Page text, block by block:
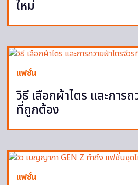
ใหม่
แฟชั่น
วิธี เลือกผ้าไตร และการถ
ที่ถูกต้อง
แฟชั่น